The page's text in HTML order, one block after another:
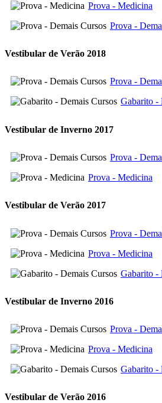
Prova - Medicina
Prova -
Vestibular de Verão 2018
Prova -
Gabarito -
Vestibular de Inverno 2017
Prova -
Prova - Medicina
Vestibular de Verão 2017
Prova -
Prova - Medicina
Gabarito -
Vestibular de Inverno 2016
Prova -
Prova - Medicina
Gabarito -
Vestibular de Verão 2016